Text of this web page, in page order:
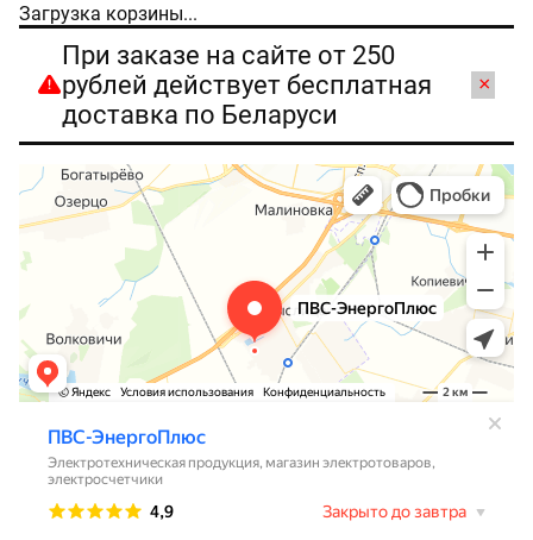
Загрузка корзины...
При заказе на сайте от 250
рублей действует бесплатная
доставка по Беларуси
×